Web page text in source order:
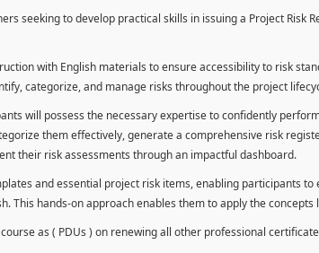
seeking to develop practical skills in issuing a Project Risk
with English materials to ensure accessibility to risk
categorize, and manage risks throughout the project
will possess the necessary expertise to confidently
them effectively, generate a comprehensive risk
their risk assessments through an impactful dashboard.
and essential project risk items, enabling participants
This hands-on approach enables them to apply the
as ( PDUs ) on renewing all other professional